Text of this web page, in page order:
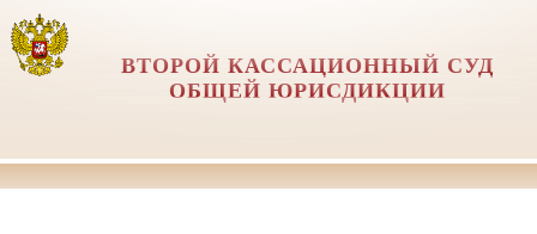
ВТОРОЙ КАССАЦИОННЫЙ СУД
ОБЩЕЙ ЮРИСДИКЦИИ